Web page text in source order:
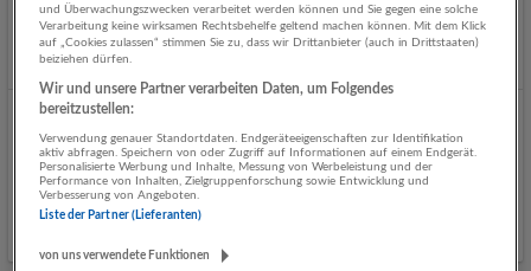
07.08.2026, XXXLutz KG
5302 Henndorf am Wallersee
unseres Teams in Salzburg!
07.08.2026,Naturschutzbund Österreich
Salzburg
und Überwachungszwecken verarbeitet werden können und Sie gegen eine solche
Verarbeitung keine wirksamen Rechtsbehelfe geltend machen können. Mit dem Klick
auf „Cookies zulassen“ stimmen Sie zu, dass wir Drittanbieter (auch in Drittstaaten)
beiziehen dürfen.
Wir und unsere Partner verarbeiten Daten, um Folgendes
bereitzustellen:
Verwendung genauer Standortdaten. Endgeräteeigenschaften zur Identifikation
aktiv abfragen. Speichern von oder Zugriff auf Informationen auf einem Endgerät.
Personalisierte Werbung und Inhalte, Messung von Werbeleistung und der
Performance von Inhalten, Zielgruppenforschung sowie Entwicklung und
Verbesserung von Angeboten.
Liste der Partner (Lieferanten)
von uns verwendete Funktionen